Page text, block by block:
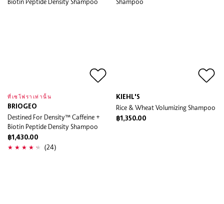
ที่เซโฟราเท่านั้น
BRIOGEO
Destined For Density™ Caffeine +
Biotin Peptide Density Shampoo
฿1,430.00
(24)
KIEHL'S
Rice & Wheat Volumizing Shampoo
฿1,350.00